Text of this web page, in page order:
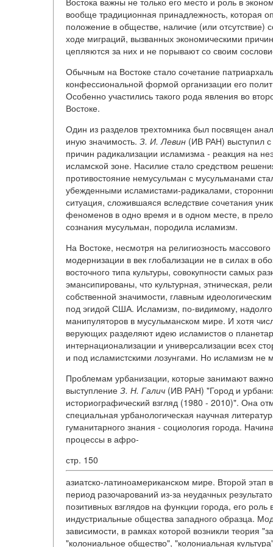
вообще традиционная принадлежность, которая
положение в обществе, наличие (или
ходе миграций, вызванных экономическими
цепляются за них и не порывают со своим
Обычным на Востоке стало сочетание
конфессиональной формой организации его
Особенно участились такого рода явления во
Востоке.
Один из разделов трехтомника был посвящен
иную значимость. З. И. Левин (ИВ РАН) выступил
причин радикализации исламизма - реакция на
исламской зоне. Насилие стало средством
противостояние немусульман с мусульманами
убежденными исламистами-радикалами,
ситуация, сложившаяся вследствие сочетания
феноменов в одно время и в одном месте, в
сознания мусульман, породила исламизм.
На Востоке, несмотря на религиозность
модернизации в век глобализации не в силах в
восточного типа культуры, совокупности самых
эмансипированы, что культурная, этническая,
собственной значимости, главным
под эгидой США. Исламизм, по-видимому, надолго
манипуляторов в мусульманском мире. И хотя
верующих разделяют идею исламистов о
интернационализации и универсализации всех
и под исламистскими лозунгами. Но исламизм не
Проблемам урбанизации, которые занимают
выступление З. Н. Галич (ИВ РАН) "Город и
историографический взгляд (1980 - 2010)". Она
специальная урбанологическая научная
гуманитарного знания - социология города.
процессы в афро-
стр. 150
азиатско-латиноамериканском мире. Второй этап
период разочарований из-за неудачных
позитивных взглядов на функции города, его
индустриальные общества западного образца.
зависимости, в рамках которой возникли теория
"колониальное общество", "колониальная